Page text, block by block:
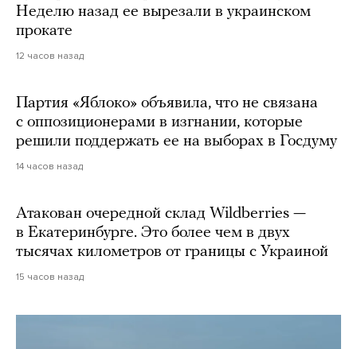
Неделю назад ее вырезали в украинском
прокате
12 часов назад
Партия «Яблоко» объявила, что не связана
с оппозиционерами в изгнании, которые
решили поддержать ее на выборах в Госдуму
14 часов назад
Атакован очередной склад Wildberries —
в Екатеринбурге. Это более чем в двух
тысячах километров от границы с Украиной
15 часов назад